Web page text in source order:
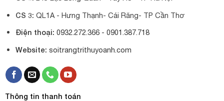
CS 3: QL1A - Hưng Thạnh- Cái Răng- TP Cần Thơ
Điện thoại: 0932.272.366 - 0901.387.718
Website: soitrangtrithuyoanh.com
Thông tin thanh toán